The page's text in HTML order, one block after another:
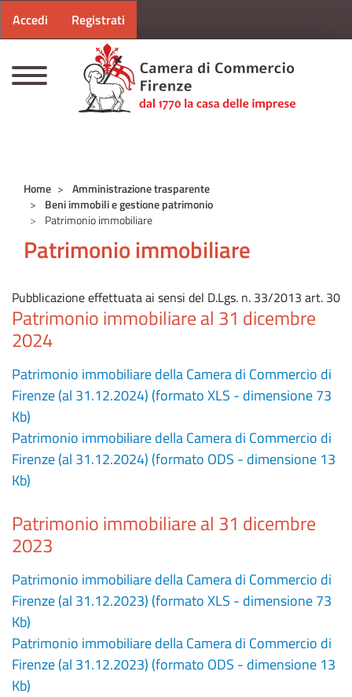
Menu profilo utente
Accedi Registrati
Home
Amministrazione trasparente
Beni immobili e gestione patrimonio
Patrimonio immobiliare
Patrimonio immobiliare
Pubblicazione effettuata ai sensi del D.Lgs. n. 33/2013 art. 30
Patrimonio immobiliare al 31 dicembre
2024
Patrimonio immobiliare della Camera di Commercio di
Firenze (al 31.12.2024) (formato XLS - dimensione 73
Kb)
Patrimonio immobiliare della Camera di Commercio di
Firenze (al 31.12.2024) (formato ODS - dimensione 13
Kb)
Patrimonio immobiliare al 31 dicembre
2023
Patrimonio immobiliare della Camera di Commercio di
Firenze (al 31.12.2023) (formato XLS - dimensione 73
Kb)
Patrimonio immobiliare della Camera di Commercio di
Firenze (al 31.12.2023) (formato ODS - dimensione 13
Kb)